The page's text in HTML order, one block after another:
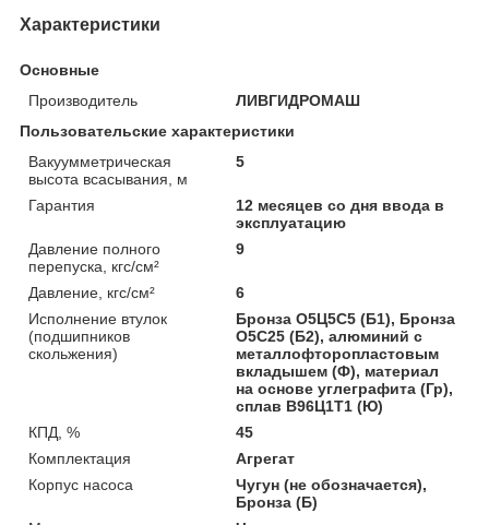
Характеристики
Основные
Производитель
ЛИВГИДРОМАШ
Пользовательские характеристики
Вакуумметрическая
высота всасывания, м
5
Гарантия
12 месяцев со дня ввода в
эксплуатацию
Давление полного
перепуска, кгс/см²
9
Давление, кгс/см²
6
Исполнение втулок
(подшипников
скольжения)
Бронза О5Ц5С5 (Б1), Бронза
О5С25 (Б2), алюминий с
металлофторопластовым
вкладышем (Ф), материал
на основе углеграфита (Гр),
сплав B96Ц1Т1 (Ю)
КПД, %
45
Комплектация
Агрегат
Корпус насоса
Чугун (не обозначается),
Бронза (Б)